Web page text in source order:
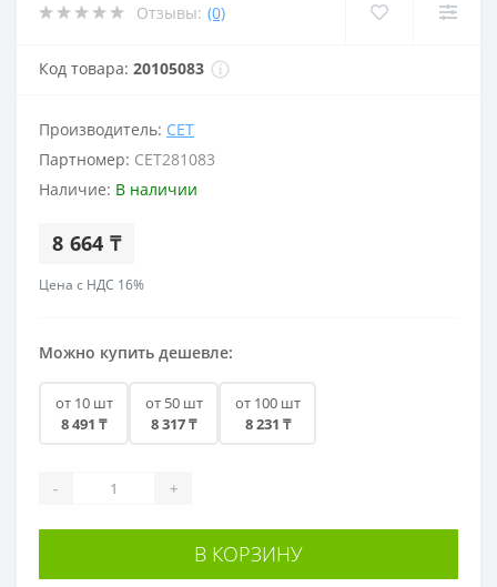
Отзывы: (0)
Код товара: 20105083
Производитель: CET
Партномер: CET281083
Наличие: В наличии
8 664 ₸
Цена с НДС 16%
Можно купить дешевле:
от 10 шт
8 491 ₸
от 50 шт
8 317 ₸
от 100 шт
8 231 ₸
- +
В КОРЗИНУ